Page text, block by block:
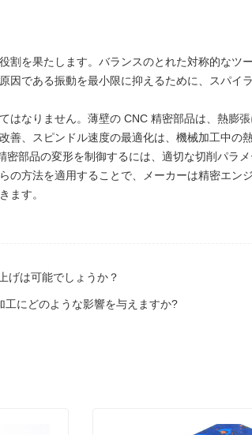
割を果たします。バランスのとれた対称的な
因である振動を最小限に抑えるために、スパ
はなりません。薄壁の CNC 精密部品は、熱膨
善、スピンドル速度の最適化は、機械加工中の
密部品の変形を制御するには、適切な切削パラ
の方法を適用することで、メーカーは精密エン
ます。
げは可能でしょうか？
工にどのような影響を与えますか?